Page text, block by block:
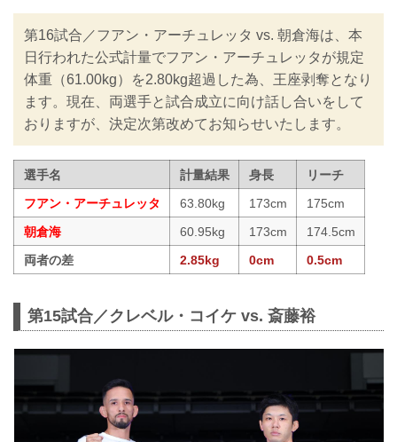
第16試合／フアン・アーチュレッタ vs. 朝倉海は、本
日行われた公式計量でフアン・アーチュレッタが規定
体重（61.00kg）を2.80kg超過した為、王座剥奪となり
ます。現在、両選手と試合成立に向け話し合いをして
おりますが、決定次第改めてお知らせいたします。
選手名 計量結果 身長
リーチ
フアン・アーチュレッタ
63.80kg 173cm
175cm
朝倉海
60.95kg 173cm
174.5cm
両者の差
2.85kg 0cm 0.5cm
第15試合／クレベル・コイケ vs. 斎藤裕